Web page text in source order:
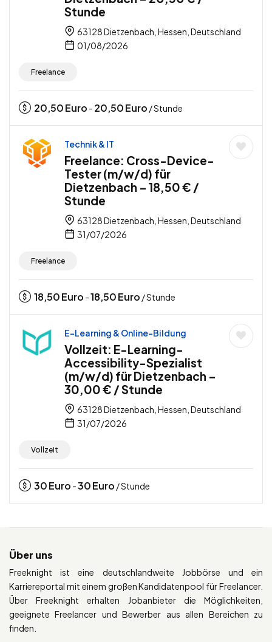
Stunde
63128 Dietzenbach, Hessen, Deutschland
01/08/2026
Freelance
20,50Euro - 20,50Euro / Stunde
Technik & IT
Freelance: Cross-Device-
Tester (m/w/d) für
Dietzenbach – 18,50 € /
Stunde
63128 Dietzenbach, Hessen, Deutschland
31/07/2026
Freelance
18,50Euro -18,50Euro / Stunde
E-Learning & Online-Bildung
Vollzeit: E-Learning-
Accessibility-Spezialist
(m/w/d) für Dietzenbach –
30,00 € / Stunde
63128 Dietzenbach, Hessen, Deutschland
31/07/2026
Vollzeit
30Euro -30Euro / Stunde
Über uns
Freeknight ist eine deutschlandweite Jobbörse und ein
Karriereportal mit einem großen Kandidatenpool für Freelancer.
Über Freeknight erhalten Jobanbieter die Möglichkeiten,
geeignete Freelancer und Bewerber aus allen Bereichen zu
finden.